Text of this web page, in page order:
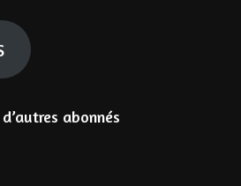
abonnés